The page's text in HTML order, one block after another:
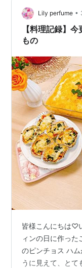
Lily perfume •
【料理記録】
もの
皆様こんにちは♡
ィンの日に作った
のピンチョス ハ
うに見えて、とて